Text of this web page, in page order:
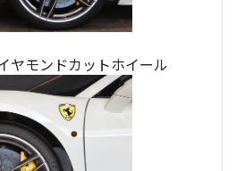
ヤモンドカットホイール